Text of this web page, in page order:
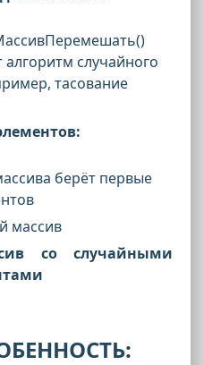
алгоритм случайного
тасование
берёт первые
массив
со случайными